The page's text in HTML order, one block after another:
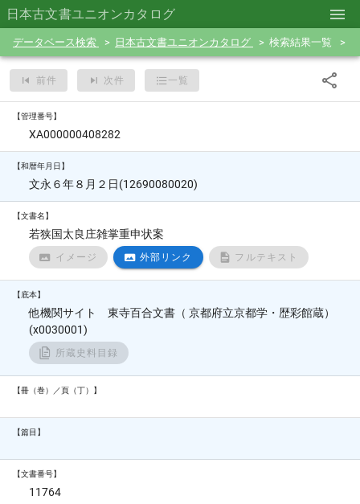
日本古文書ユニオンカタログ
データベース検索 日本古文書ユニオンカタログ 検索結果一覧
前件 次件 一覧
【管理番号】
XA000000408282
【和暦年月日】
文永６年８月２日(12690080020)
【文書名】
若狭国太良庄雑掌重申状案
イメージ 外部リンク フルテキスト
【底本】
他機関サイト 東寺百合文書（ 京都府立京都学・歴彩館蔵）
(x0030001)
所蔵史料目録
【冊（巻）／頁（丁）】
【篇目】
【文書番号】
11764